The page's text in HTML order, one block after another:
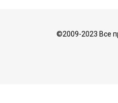
©2009-2023 Все